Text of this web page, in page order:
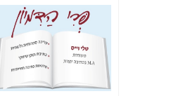
אחת הרגליים של "תיק
4000 התפור"
התמוטטה היום
בניצחון (כפול) של בזק
כאן
איך כתבות מפנקות